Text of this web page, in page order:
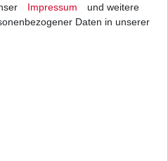
Impressum
und weitere
Daten in unserer